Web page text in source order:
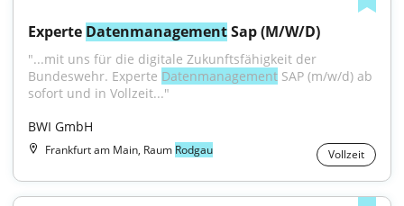
Experte Datenmanagement Sap (M/W/D)
"...mit uns für die digitale Zukunftsfähigkeit der
Bundeswehr. Experte Datenmanagement SAP (m/w/d) ab
sofort und in Vollzeit..."
BWI GmbH
Frankfurt am Main, Raum Rodgau Vollzeit